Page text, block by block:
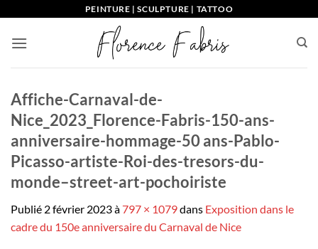
contenu
PEINTURE | SCULPTURE | TATTOO
Affiche-Carnaval-de-
Nice_2023_Florence-Fabris-150-ans-
anniversaire-hommage-50 ans-Pablo-
Picasso-artiste-Roi-des-tresors-du-
monde–street-art-pochoiriste
Publié 2 février 2023à797 × 1079dans Exposition dans le
cadre du 150e anniversaire du Carnaval de Nice